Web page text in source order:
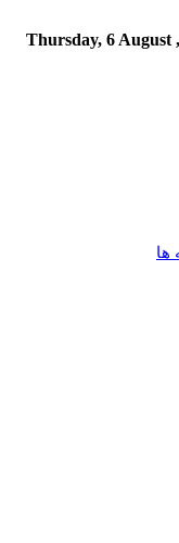
Thursday, 6 August
ها